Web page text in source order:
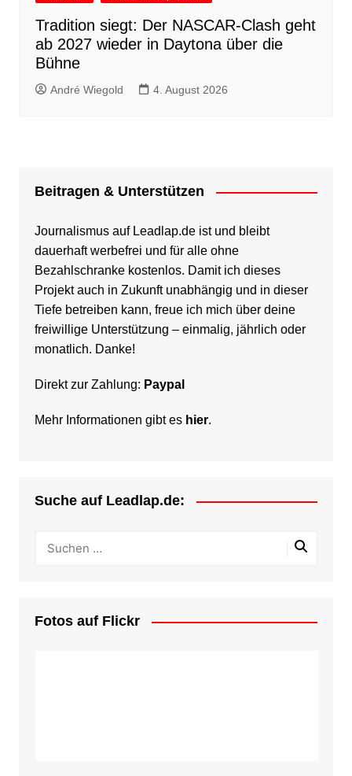
Tradition siegt: Der NASCAR-Clash geht
ab 2027 wieder in Daytona über die
Bühne
André Wiegold 4. August 2026
Beitragen & Unterstützen
Journalismus auf Leadlap.de ist und bleibt
dauerhaft werbefrei und für alle ohne
Bezahlschranke kostenlos. Damit ich dieses
Projekt auch in Zukunft unabhängig und in dieser
Tiefe betreiben kann, freue ich mich über deine
freiwillige Unterstützung – einmalig, jährlich oder
monatlich. Danke!
Direkt zur Zahlung: Paypal
Mehr Informationen gibt es hier.
Suche auf Leadlap.de:
Fotos auf Flickr